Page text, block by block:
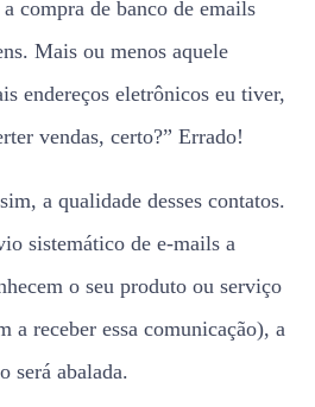
compra de banco de emails
Mais ou menos aquele
endereços eletrônicos eu tiver,
vendas, certo?” Errado!
a qualidade desses contatos.
sistemático de e-mails a
o seu produto ou serviço
a receber essa comunicação), a
será abalada.